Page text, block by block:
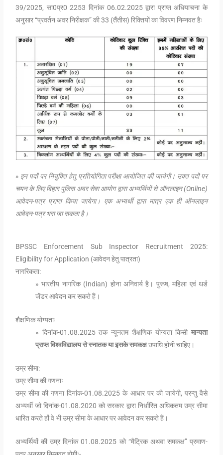
39/2025, सा0प्र0 2253 दिनांक 06.02.2025 द्वारा प्राप्त अधियाचना के
अनुसार “प्रवर्तन अवर निरीक्षक” की 33 (तैंतीस) रिक्तियों का विवरण निम्नवत हैः
» इन पदों पर नियुक्ति हेतु प्रतियोगिता परीक्षा आयोजित की जायेगी। उक्त पदों पर
चयन के लिए बिहार पुलिस अवर सेवा आयोग द्वारा अभ्यर्थियों से ऑनलाइन (Online)
आवेदन-पत्र प्राप्त किया जायेगा। एक अभ्यर्थी द्वारा मात्र एक ही ऑनलाइन
आवेदन-पत्र भरा जा सकता है।
BPSSC Enforcement Sub Inspector Recruitment 2025:
Eligibility for Application (आवेदन हेतु पात्रता)
नागरिकता:
» भारतीय नागरिक (Indian) होना अनिवार्य है। पुरूष, महिला एवं थर्ड
जेंडर आवेदन कर सकते हैं।
शैक्षणिक योग्यताः
» दिनांक-01.08.2025 तक न्यूनतम शैक्षणिक योग्यता किसी मान्यता
प्राप्त विश्वविद्यालय से स्नातक या इसके समकक्षउपाधि होनी चाहिए।
उम्र सीमा:
उम्र सीमा की गणनाः
उम्र सीमा की गणना दिनांक-01.08.2025 के आधार पर की जायेगी, परन्तु वैसे
अभ्यर्थी जो दिनांक-01.08.2020 को सरकार द्वारा निर्धारित अधिकतम उम्र सीमा
धारित करते हों वे भी उम्र सीमा के आधार पर आवेदन कर सकते हैं।
अभ्यर्थियों की उम्र दिनांक 01.08.2025 को “मैट्रिक अथवा समकक्ष” प्रमाण-